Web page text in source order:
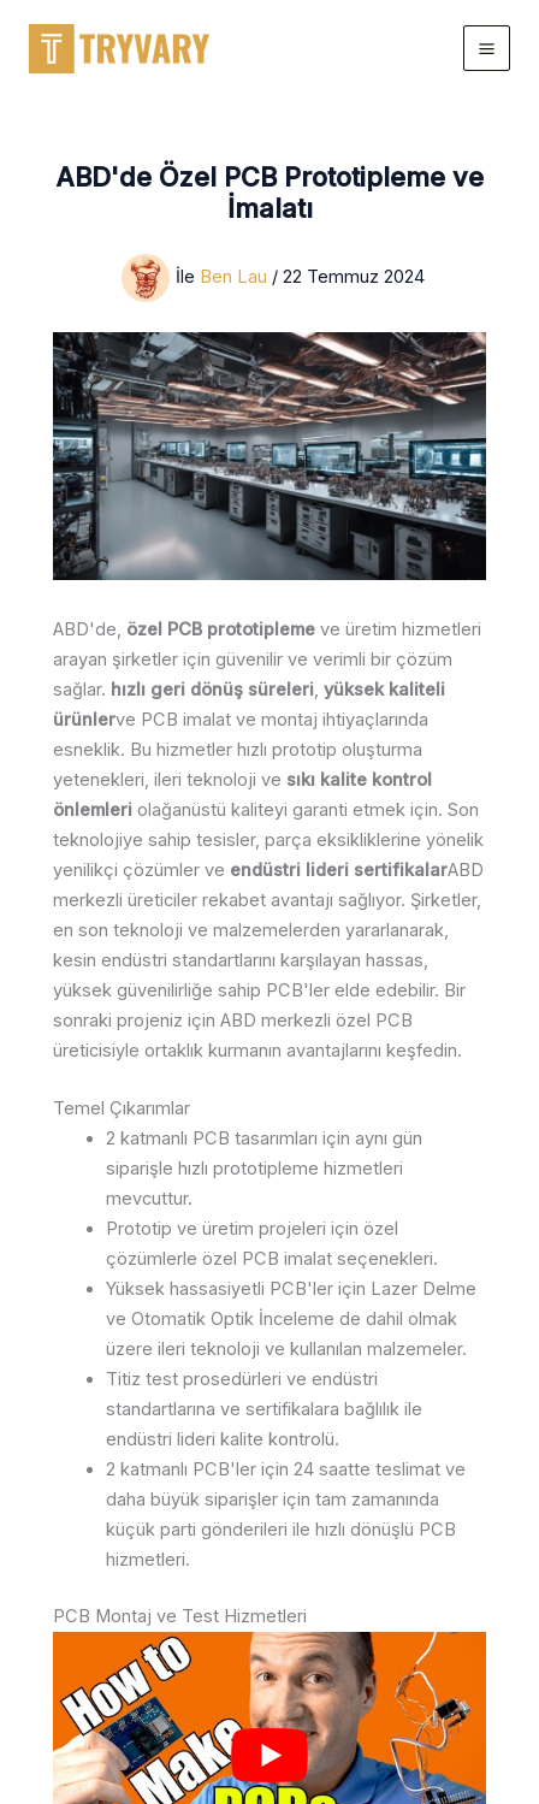
ABD'de Özel PCB Prototipleme ve
İmalatı
İle Ben Lau / 22 Temmuz 2024
ABD'de, özel PCB prototipleme ve üretim hizmetleri
arayan şirketler için güvenilir ve verimli bir çözüm
sağlar. hızlı geri dönüş süreleri, yüksek kaliteli
ürünlerve PCB imalat ve montaj ihtiyaçlarında
esneklik. Bu hizmetler hızlı prototip oluşturma
yetenekleri, ileri teknoloji ve sıkı kalite kontrol
önlemleri olağanüstü kaliteyi garanti etmek için. Son
teknolojiye sahip tesisler, parça eksikliklerine yönelik
yenilikçi çözümler ve endüstri lideri sertifikalarABD
merkezli üreticiler rekabet avantajı sağlıyor. Şirketler,
en son teknoloji ve malzemelerden yararlanarak,
kesin endüstri standartlarını karşılayan hassas,
yüksek güvenilirliğe sahip PCB'ler elde edebilir. Bir
sonraki projeniz için ABD merkezli özel PCB
üreticisiyle ortaklık kurmanın avantajlarını keşfedin.
Temel Çıkarımlar
2 katmanlı PCB tasarımları için aynı gün
siparişle hızlı prototipleme hizmetleri
mevcuttur.
Prototip ve üretim projeleri için özel
çözümlerle özel PCB imalat seçenekleri.
Yüksek hassasiyetli PCB'ler için Lazer Delme
ve Otomatik Optik İnceleme de dahil olmak
üzere ileri teknoloji ve kullanılan malzemeler.
Titiz test prosedürleri ve endüstri
standartlarına ve sertifikalara bağlılık ile
endüstri lideri kalite kontrolü.
2 katmanlı PCB'ler için 24 saatte teslimat ve
daha büyük siparişler için tam zamanında
küçük parti gönderileri ile hızlı dönüşlü PCB
hizmetleri.
PCB Montaj ve Test Hizmetleri